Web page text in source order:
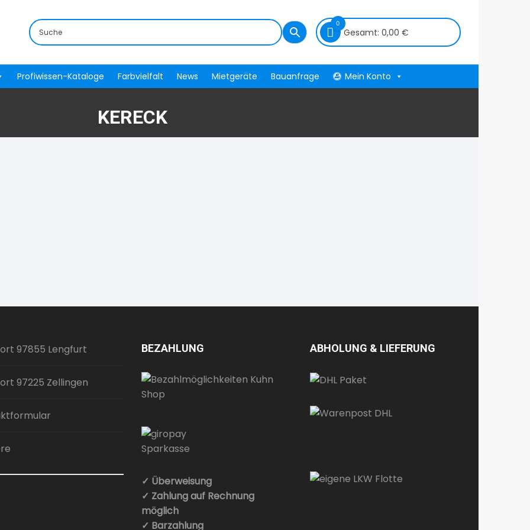
0
Gesamt: 0,00 €
Profiwissen-Kataloge Farbvielfalt News Mietgeräte Bauanfrage Mein Konto
KERECK
97855 Lengfurt
97225 Zellingen
BEZAHLUNG
✓ Überweisung
✓ Zahlung auf Rechnung
möglich
✓ Barzahlung
ABHOLUNG & LIEFERUNG